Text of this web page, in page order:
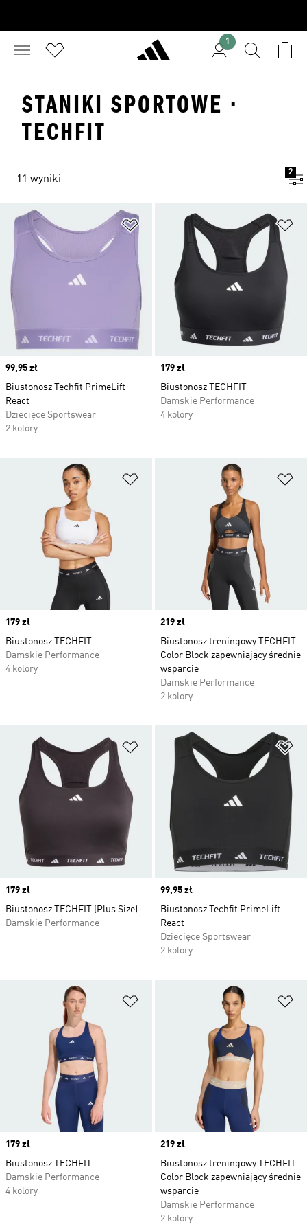
1
STANIKI SPORTOWE ·
TECHFIT
11 wyniki
2
Dodaj do listy życzeń
Price
99,95 zł
Biustonosz Techfit PrimeLift
React
Dziecięce Sportswear
2 kolory
Price
179 zł
Biustonosz TECHFIT
Damskie Performance
4 kolory
Dodaj do listy życzeń
Price
179 zł
Biustonosz TECHFIT
Damskie Performance
4 kolory
Price
219 zł
Biustonosz treningowy TECHFIT
Color Block zapewniający średnie
wsparcie
Damskie Performance
2 kolory
Dodaj do listy życzeń
Price
179 zł
Biustonosz TECHFIT (Plus Size)
Damskie Performance
Price
99,95 zł
Biustonosz Techfit PrimeLift
React
Dziecięce Sportswear
2 kolory
Dodaj do listy życzeń
Price
179 zł
Biustonosz TECHFIT
Damskie Performance
4 kolory
Price
219 zł
Biustonosz treningowy TECHFIT
Color Block zapewniający średnie
wsparcie
Damskie Performance
2 kolory